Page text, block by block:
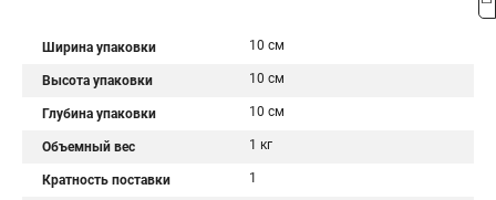
Ширина упаковки 10 см
Высота упаковки 10 см
Глубина упаковки 10 см
Объемный вес 1 кг
Кратность поставки 1